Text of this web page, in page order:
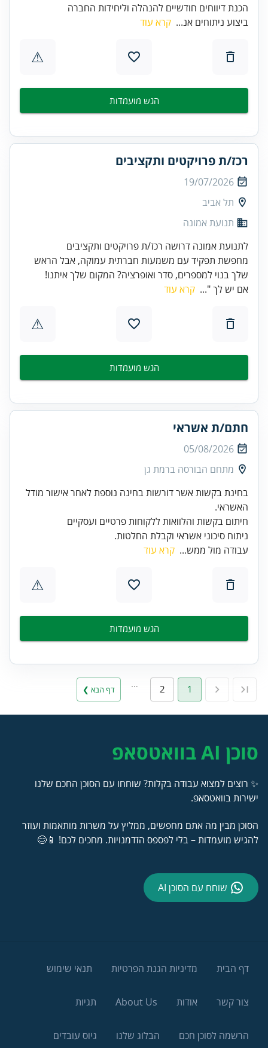
הכנת דיווחים חודשיים להנהלה וליחידות החברה
ביצוע ניתוחים אנ... קרא עוד
⚠
הגש מועמדות
רכז/ת פרויקטים ותקציבים
19/07/2026
תל אביב
תנועת אמונה
לתנועת אמונה דרושה רכז/ת פרויקטים ותקציבים
מחפשת תפקיד עם משמעות חברתית עמוקה, אבל הראש
שלך בנוי למספרים, סדר ואופרציה? המקום שלך איתנו!
אם יש לך "... קרא עוד
⚠
הגש מועמדות
חתם/ת אשראי
05/08/2026
מתחם הבורסה ברמת גן
בחינת בקשות אשר דורשות בחינה נוספת לאחר אישור מודל
ניתוח סיכוני אשראי וקבלת החלטות.
עבודה מול ממש... קרא עוד
⚠
הגש מועמדות
1
2 דף הבא ❯
סוכן AI בוואטסאפ
✨ רוצים למצוא עבודה בקלות? שוחחו עם הסוכן החכם שלנו
ישירות בוואטסאפ.
הסוכן מבין מה אתם מחפשים, ממליץ על משרות מותאמות ועוזר
להגיש מועמדות – בלי לפספס הזדמנויות. מחכים לכם! 📱😊
שוחח עם הסוכן AI
דף הבית מדיניות הגנת הפרטיות תנאי שימוש
צור קשר אודות About Us תגיות
הרשמה לסוכן חכם הבלוג שלנו גיוס עובדים